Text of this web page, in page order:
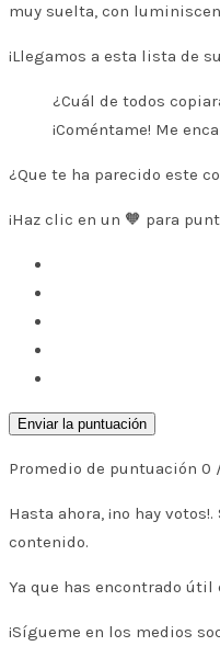
muy suelta, con
¡Llegamos a esta lista de
¿Cuál de todos
¡Coméntame! Me
¿Que te ha parecido este
¡Haz clic en un 🧡 para
Enviar la puntuación
Promedio de puntuación 0
Hasta ahora, ¡no hay
contenido.
Ya que has encontrado útil
¡Sígueme en los medios